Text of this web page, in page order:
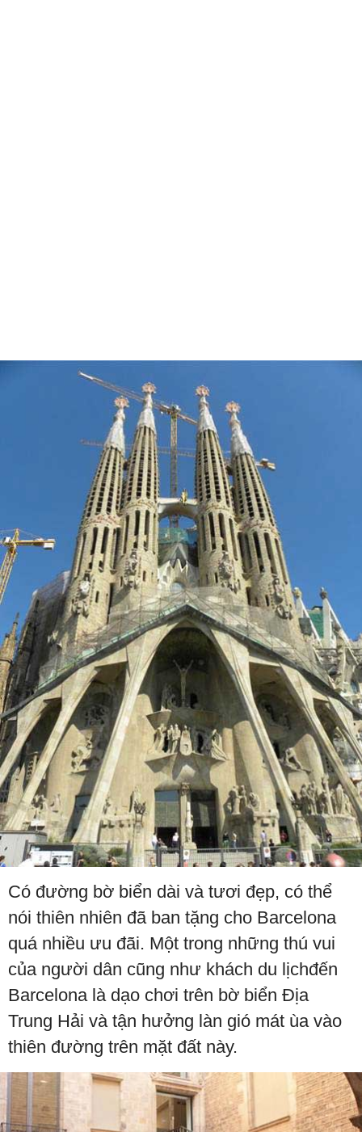
Có đường bờ biển dài và tươi đẹp, có thể
nói thiên nhiên đã ban tặng cho Barcelona
quá nhiều ưu đãi. Một trong những thú vui
của người dân cũng như khách du lịchđến
Barcelona là dạo chơi trên bờ biển Địa
Trung Hải và tận hưởng làn gió mát ùa vào
thiên đường trên mặt đất này.